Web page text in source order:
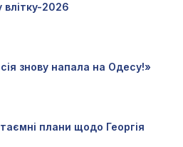
влітку-2026
знову напала на Одесу!»
плани щодо Георгія